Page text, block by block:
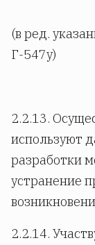
(в ред.
Г-547у)
2.2.13.
используют
разработки
устранение
2.2.14.